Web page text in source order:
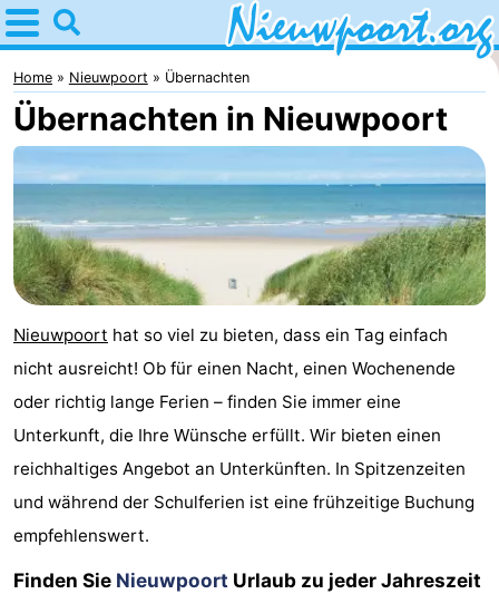
Home
Nieuwpoort
Tipps
kindern
Übernachten
Appartements
-
Holiday
Suites
Nieuwpoort
-
Holiday
Suites
Westende
Campingplätze
Ferienhäuser
-
Nieuwpoort
-
Home Nieuwpoort Übernachten
Übernachten in Nieuwpoort
Nieuwpoort hat so viel zu bieten, dass ein Tag einfach
nicht ausreicht! Ob für einen Nacht, einen Wochenende
oder richtig lange Ferien – finden Sie immer eine
Unterkunft, die Ihre Wünsche erfüllt. Wir bieten einen
reichhaltiges Angebot an Unterkünften. In Spitzenzeiten
und während der Schulferien ist eine frühzeitige Buchung
empfehlenswert.
Finden Sie Nieuwpoort Urlaub zu jeder Jahreszeit